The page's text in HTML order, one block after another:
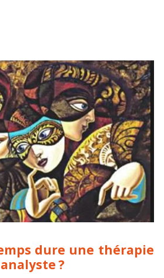
dure une thérapie
?